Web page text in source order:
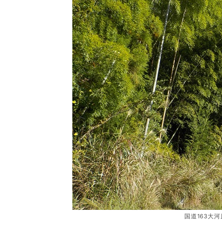
国道163大